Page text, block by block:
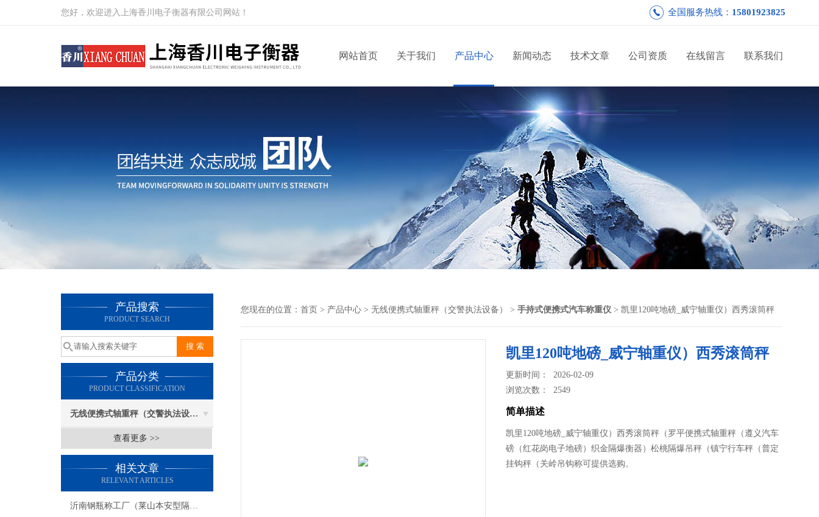
您好，欢迎进入上海香川电子衡器有限公司网站！ 全国服务热线： 15801923825
网站首页 关于我们 产品中心 新闻动态 技术文章 公司资质 在线留言 联系我们
产品搜索
PRODUCT SEARCH
产品分类
PRODUCT CLASSIFICATION
无线便携式轴重秤（交警执法设备）
查看更多 >>
相关文章
RELEVANT ARTICLES
沂南钢瓶称工厂（莱山本安型隔爆称（聊城防爆秤价格）平邑C8控制仪表维修
您现在的位置： 首页 > 产品中心 > 无线便携式轴重秤（交警执法设备） > 手持式便携式汽车称重仪 > 凯里120吨地磅_威宁轴重仪）西秀滚筒秤
凯里120吨地磅_威宁轴重仪）西秀滚筒秤
更新时间： 2026-02-09
浏览次数：2549
简单描述
凯里120吨地磅_威宁轴重仪）西秀滚筒秤（罗平便携式轴重秤（遵义汽车
磅（红花岗电子地磅）织金隔爆衡器）松桃隔爆吊秤（镇宁行车秤（普定
挂钩秤（关岭吊钩称可提供选购。